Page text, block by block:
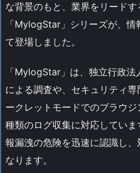
な背景のもと、業界をリード
「MylogStar」シリーズが、
て登場しました。
「MylogStar」は、独立行政法
による調査や、セキュリティ
ークレットモードでのブラウ
種類のログ収集に対応してい
報漏洩の危険を迅速に認識し
なります。